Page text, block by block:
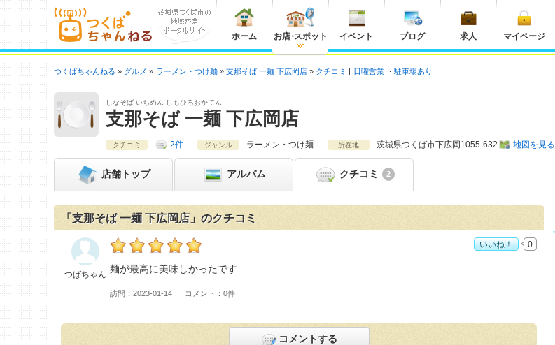
ホーム お店・スポット イベント ブログ 求人 マイページ
つくばちゃんねる グルメ ラーメン・つけ麺 支那そば 一麺 下広岡店 クチコミ 日曜営業 駐車場あり
しなそば いちめん しもひろおかてん
支那そば 一麺 下広岡店
クチコミ 2件 ジャンル ラーメン・つけ麺 所在地 茨城県つくば市下広岡1055-632 地図を見る
店舗 トップ アルバム クチコミ 2
「支那そば 一麺 下広岡店」のクチコミ
つばちゃんの支那そば 一麺 下広岡店おすすめ度：
麺が最高に美味しかったです
訪問 2023-01-14 コメント 0件
つばちゃん
いいね！ 0
コメントする